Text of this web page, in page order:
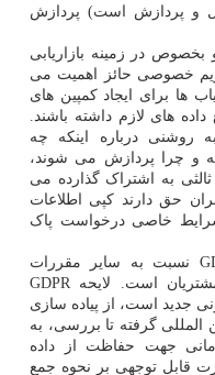
و پردازش است) پردازش
بخصوص در زمینه بازاریابی
خصوصی حائز اهمیت می
ها برای ایجاد کمپین های
های لازم داشته باشند.
روشنی درباره اینکه چه
و چرا پردازش می شوند،
به اشتراک گذارده می
حق دارند کپی اطلاعات
خاصی درخواست پاک
یکی از خصوصیت های برجسته GDPR نسبت به سایر مقررات
موجود، گستردگی حفاظت از داده مشتریان است. لایحه GDPR
جدید است، از پیاده سازی
گرفته تا بررسی، به
جهت حفاظت از داده
قابل توجهی بر نحوه جمع